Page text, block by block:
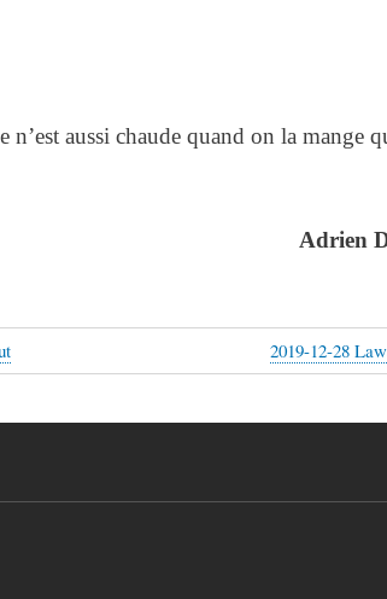
n’est aussi chaude quand on la mange
Adrien
2019-12-28